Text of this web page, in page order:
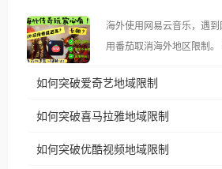
像其他音乐平台一样，出
仅能在中国大陆地区播放。 遇到这个问题的朋友们，
使用番茄回国加速器，即可
台湾、美国、加拿大、澳
权限制所困扰。
海外使用网易云音乐，遇
用番茄取消海外地区限制。 当在海外打开网易云音
播放”的提示语。 海外用户如香港、澳门、台湾、美
国、加拿大、澳大利亚、
制问题，且仅能在中国大陆地区播放
如何突破爱奇艺地域限制
如何突破喜马拉雅地域限制
如何突破优酷视频地域限制